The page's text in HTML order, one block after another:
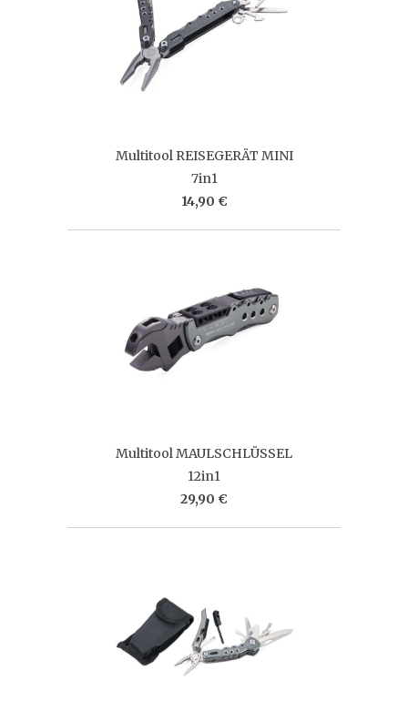
Multitool REISEGERÄT MINI
7in1
14,90 €
Multitool MAULSCHLÜSSEL
12in1
29,90 €